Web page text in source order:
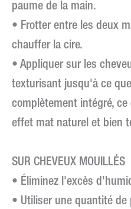
paume de la main.
• Frotter entre les deux
chauffer la cire.
• Appliquer sur les
texturisant jusqu'à ce
complètement intégré,
effet mat naturel et bien
SUR CHEVEUX MOUILLÉS
• Éliminez l'excès
• Utiliser une quantité